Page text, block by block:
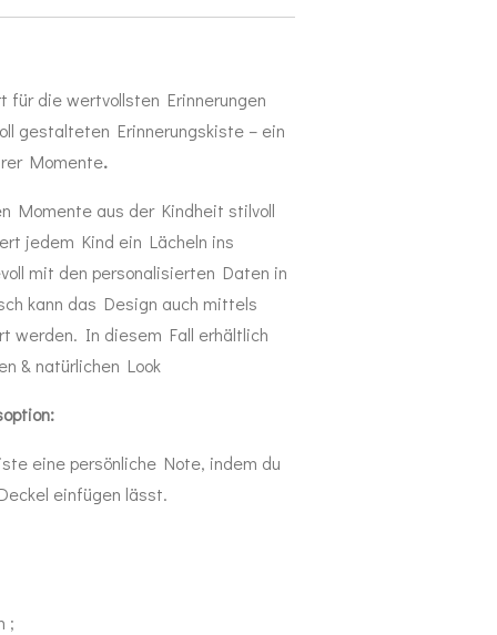
für die wertvollsten Erinnerungen
gestalteten Erinnerungskiste – ein
Momente.
Momente aus der Kindheit stilvoll
jedem Kind ein Lächeln ins
mit den personalisierten Daten in
kann das Design auch mittels
werden. In diesem Fall erhältlich
& natürlichen Look
eine persönliche Note, indem du
einfügen lässt.
;